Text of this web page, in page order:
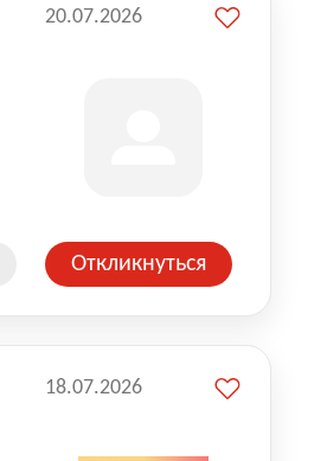
20.07.2026
Откликнуться
18.07.2026